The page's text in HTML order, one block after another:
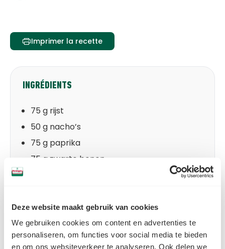
Deze website maakt gebruik van cookies
We gebruiken cookies om content en advertenties te
personaliseren, om functies voor social media te bieden
en om ons websiteverkeer te analyseren. Ook delen we
Imprimer la recette
INGRÉDIENTS
75 g rijst
50 g nacho’s
75 g paprika
75 g zwarte bonen
1 el Spice Up – Mexican Naco Bowl
Optioneel: serveer met salsa en
guacamole